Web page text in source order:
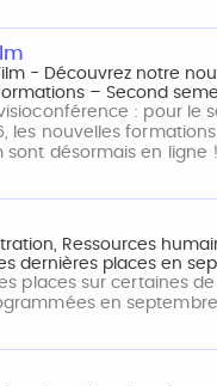
- Découvrez notre
– Second
: pour le
les nouvelles
sont désormais en ligne
Ressources
dernières places en
places sur certaines
en